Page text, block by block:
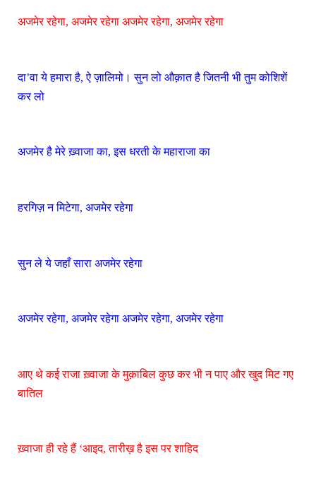
अजमेर रहेगा, अजमेर रहेगा अजमेर रहेगा, अजमेर रहेगा
दा’वा ये हमारा है, ऐ ज़ालिमो। सुन लो औक़ात है जितनी भी तुम कोशिशें
कर लो
अजमेर है मेरे ख़्वाजा का, इस धरती के महाराजा का
हरगिज़ न मिटेगा, अजमेर रहेगा
सुन ले ये जहाँ सारा अजमेर रहेगा
अजमेर रहेगा, अजमेर रहेगा अजमेर रहेगा, अजमेर रहेगा
आए थे कई राजा ख़्वाजा के मुक़ाबिल कुछ कर भी न पाए और खुद मिट गए
बातिल
ख़्वाजा ही रहे हैं ‘आइद, तारीख़ है इस पर शाहिद